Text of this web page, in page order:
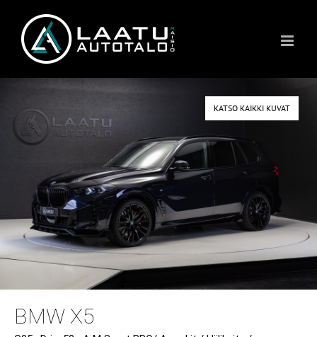
content
KATSO KAIKKI KUVAT
BMW X5